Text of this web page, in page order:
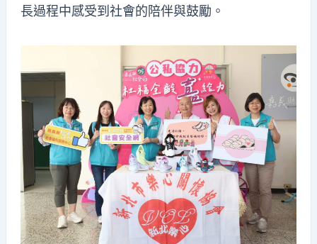
長過程中感受到社會的陪伴與鼓勵。